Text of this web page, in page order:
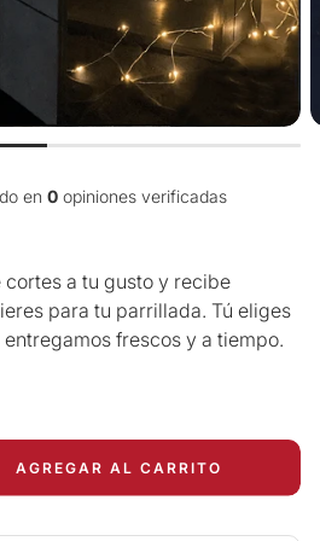
en 0 opiniones verificadas
a tu gusto y recibe
para tu parrillada. Tú eliges
frescos y a tiempo.
AGREGAR AL CARRITO